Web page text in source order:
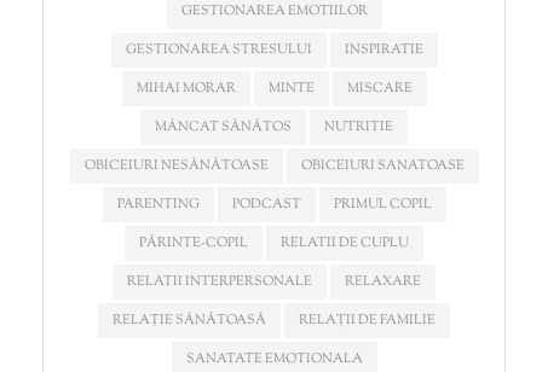
GESTIONAREA EMOTIILOR
GESTIONAREA STRESULUI
INSPIRATIE
MIHAI MORAR
MINTE
MISCARE
MÂNCAT SĂNĂTOS
NUTRITIE
OBICEIURI NESĂNĂTOASE
OBICEIURI SANATOASE
PARENTING
PODCAST
PRIMUL COPIL
PĂRINTE-COPIL
RELATII DE CUPLU
RELATII INTERPERSONALE
RELAXARE
RELAȚIE SĂNĂTOASĂ
RELAȚII DE FAMILIE
SANATATE EMOTIONALA